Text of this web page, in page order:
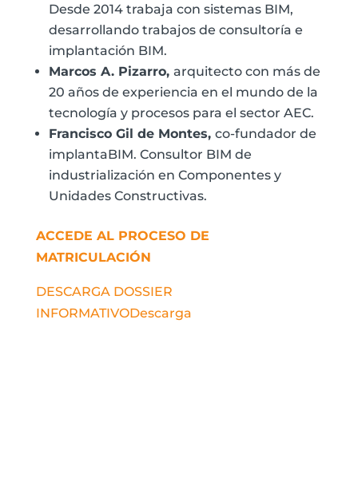
Desde 2014 trabaja con sistemas BIM,
desarrollando trabajos de consultoría e
implantación BIM.
Marcos A. Pizarro, arquitecto con más de
20 años de experiencia en el mundo de la
tecnología y procesos para el sector AEC.
Francisco Gil de Montes, co-fundador de
implantaBIM. Consultor BIM de
industrialización en Componentes y
Unidades Constructivas.
ACCEDE AL PROCESO DE
MATRICULACIÓN
DESCARGA DOSSIER
INFORMATIVODescarga